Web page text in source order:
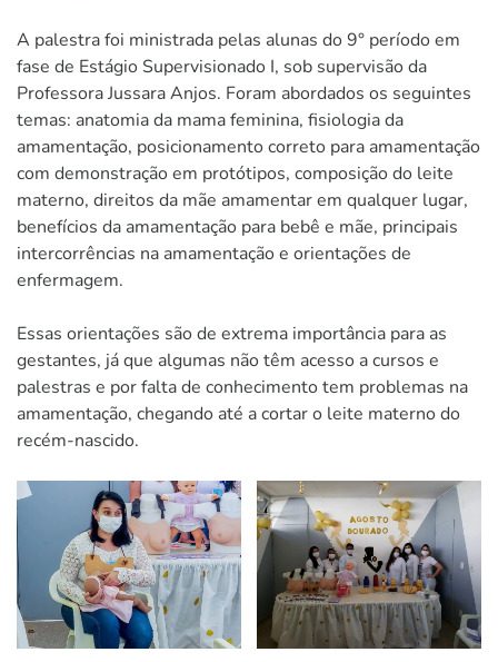
A palestra foi ministrada pelas alunas do 9° período em
fase de Estágio Supervisionado I, sob supervisão da
Professora Jussara Anjos. Foram abordados os seguintes
temas: anatomia da mama feminina, fisiologia da
amamentação, posicionamento correto para amamentação
com demonstração em protótipos, composição do leite
materno, direitos da mãe amamentar em qualquer lugar,
benefícios da amamentação para bebê e mãe, principais
intercorrências na amamentação e orientações de
enfermagem.
Essas orientações são de extrema importância para as
gestantes, já que algumas não têm acesso a cursos e
palestras e por falta de conhecimento tem problemas na
amamentação, chegando até a cortar o leite materno do
recém-nascido.